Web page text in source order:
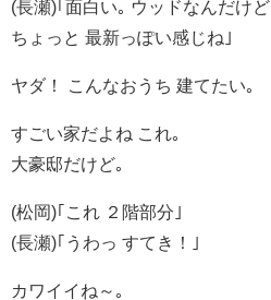
(長瀬)｢面白い｡ ウッドなんだけど
ちょっと 最新っぽい感じね｣
ヤダ！ こんなおうち 建てたい｡
すごい家だよね これ｡
大豪邸だけど｡
(松岡)｢これ ２階部分｣
(長瀬)｢うわっ すてき！｣
カワイイね～｡